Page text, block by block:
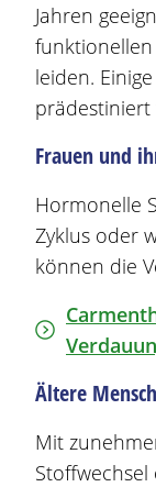
Jahren
funktionellen
leiden.
prädestiniert
Frauen und
Hormonelle
Zyklus oder
können die
Ältere
Mit